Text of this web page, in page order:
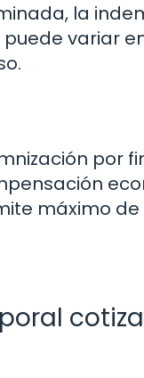
la
variar
por
máximo de